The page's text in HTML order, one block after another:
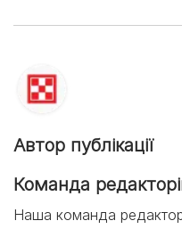
Автор публікації
Команда
Наша команда